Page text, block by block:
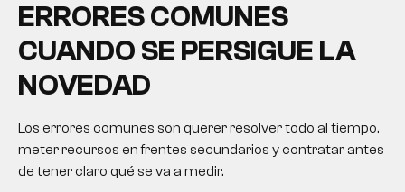
ERRORES COMUNES
CUANDO SE PERSIGUE LA
NOVEDAD
Los errores comunes son querer resolver todo al tiempo,
meter recursos en frentes secundarios y contratar antes
de tener claro qué se va a medir.